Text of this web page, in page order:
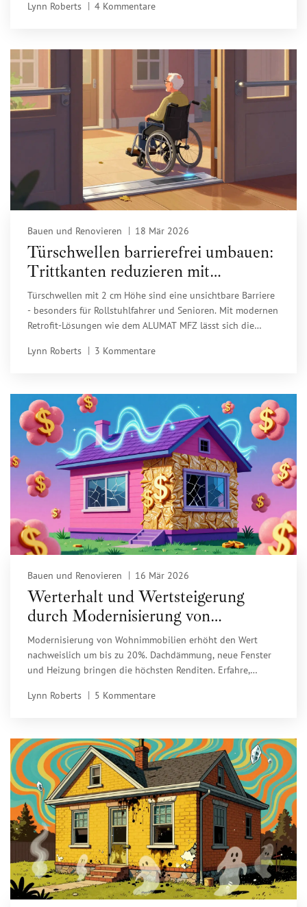
Lynn Roberts
4 Kommentare
Bauen und Renovieren 18 Mär 2026
Türschwellen barrierefrei umbauen:
Trittkanten reduzieren mit
modernen Lösungen
Türschwellen mit 2 cm Höhe sind eine unsichtbare Barriere
- besonders für Rollstuhlfahrer und Senioren. Mit modernen
Retrofit-Lösungen wie dem ALUMAT MFZ lässt sich die
sofort nutzbar, wasserdicht und barrierefrei.
Lynn Roberts 3 Kommentare
Bauen und Renovieren 16 Mär 2026
Werterhalt und Wertsteigerung
durch Modernisierung von
Wohnimmobilien: Was wirklich
zahlt sich aus
Modernisierung von Wohnimmobilien erhöht den Wert
nachweislich um bis zu 20%. Dachdämmung, neue Fenster
und Heizung bringen die höchsten Renditen. Erfahre,
Fördermittel nutzt.
Lynn Roberts 5 Kommentare